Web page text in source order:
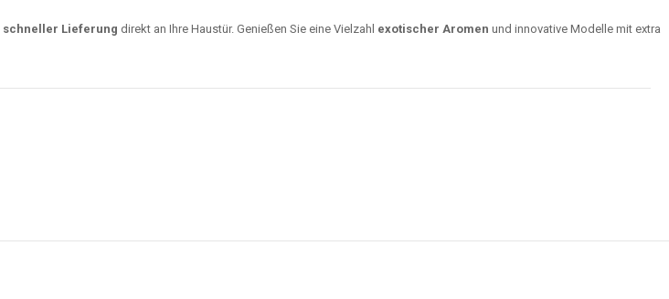
schneller Lieferung direkt an Ihre Haustür. Genießen Sie eine Vielzahl exotischer Aromen und innovative Modelle mit extra